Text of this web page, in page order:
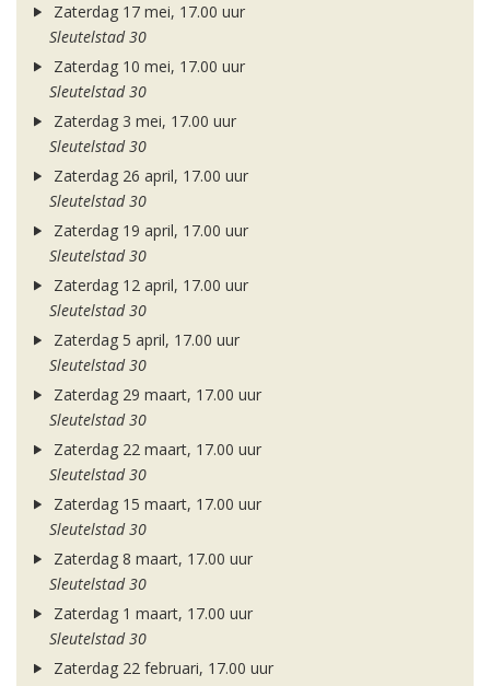
Zaterdag 17 mei, 17.00 uur
Sleutelstad 30
Zaterdag 10 mei, 17.00 uur
Sleutelstad 30
Zaterdag 3 mei, 17.00 uur
Sleutelstad 30
Zaterdag 26 april, 17.00 uur
Sleutelstad 30
Zaterdag 19 april, 17.00 uur
Sleutelstad 30
Zaterdag 12 april, 17.00 uur
Sleutelstad 30
Zaterdag 5 april, 17.00 uur
Sleutelstad 30
Zaterdag 29 maart, 17.00 uur
Sleutelstad 30
Zaterdag 22 maart, 17.00 uur
Sleutelstad 30
Zaterdag 15 maart, 17.00 uur
Sleutelstad 30
Zaterdag 8 maart, 17.00 uur
Sleutelstad 30
Zaterdag 1 maart, 17.00 uur
Sleutelstad 30
Zaterdag 22 februari, 17.00 uur